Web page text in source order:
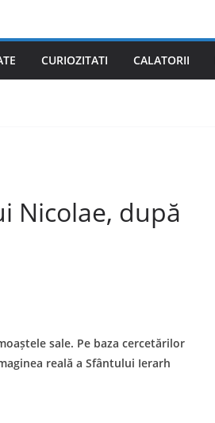
CURIOZITATI CALATORII
Nicolae, după
sale. Pe baza cercetărilor
reală a Sfântului Ierarh